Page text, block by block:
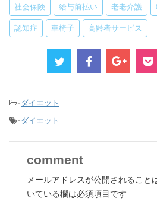
社会保険 給与前払い 老老介護
認知症 車椅子 高齢者サービス
-ダイエット
-ダイエット
comment
メールアドレスが公開されること
いている欄は必須項目です